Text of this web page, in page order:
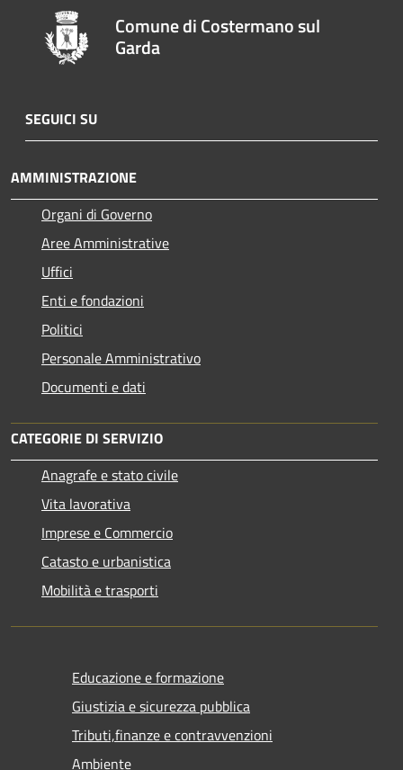
Comune di Costermano sul
Garda
SEGUICI SU
AMMINISTRAZIONE
Organi di Governo
Aree Amministrative
Uffici
Enti e fondazioni
Politici
Personale Amministrativo
Documenti e dati
CATEGORIE DI SERVIZIO
Anagrafe e stato civile
Vita lavorativa
Imprese e Commercio
Catasto e urbanistica
Mobilità e trasporti
Educazione e formazione
Giustizia e sicurezza pubblica
Tributi,finanze e contravvenzioni
Ambiente